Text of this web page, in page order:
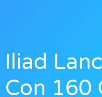
Iliad
Con 160